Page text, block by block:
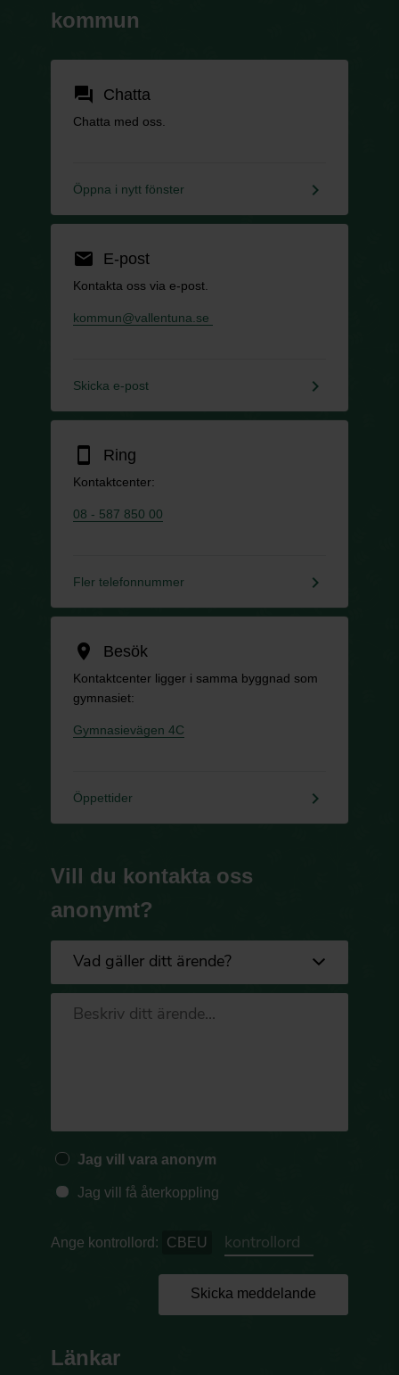
kommun
forum Chatta
Chatta med oss.
Öppna i nytt fönster keyboard_arrow_right
email E-post
Kontakta oss via e-post.
kommun@vallentuna.se
Skicka e-post keyboard_arrow_right
smartphone Ring
Kontaktcenter:
08 - 587 850 00
Fler telefonnummer keyboard_arrow_right
location_on Besök
Kontaktcenter ligger i samma byggnad som
gymnasiet:
Gymnasievägen 4C
Öppettider keyboard_arrow_right
Vill du kontakta oss
anonymt?
Jag vill vara anonym
Jag vill få återkoppling
Ange kontrollord: CBEU
Skicka meddelande
Länkar